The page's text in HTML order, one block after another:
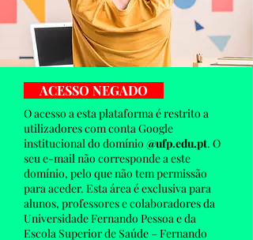
ACESSO NEGADO
O acesso a esta plataforma é restrito a
utilizadores com conta Google
institucional do domínio @ufp.edu.pt. O
seu e-mail não corresponde a este
domínio, pelo que não tem permissão
para aceder. Esta área é exclusiva para
alunos, professores e colaboradores da
Universidade Fernando Pessoa e da
Escola Superior de Saúde – Fernando